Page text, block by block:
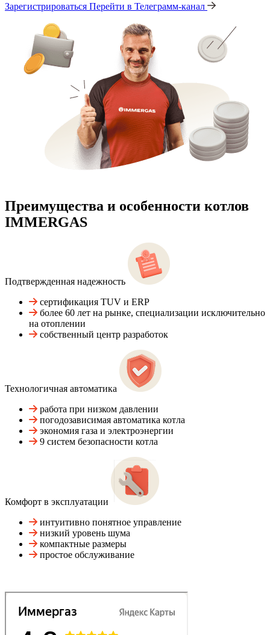
Зарегистрироваться Перейти в Телеграмм-канал
Преимущества и особенности котлов
IMMERGAS
Подтвержденная надежность
сертификация TUV и ERP
более 60 лет на рынке, специализации исключительно
на отоплении
собственный центр разработок
Технологичная автоматика
работа при низком давлении
погодозависимая автоматика котла
экономия газа и электроэнергии
9 систем безопасности котла
Комфорт в эксплуатации
интуитивно понятное управление
низкий уровень шума
компактные размеры
простое обслуживание